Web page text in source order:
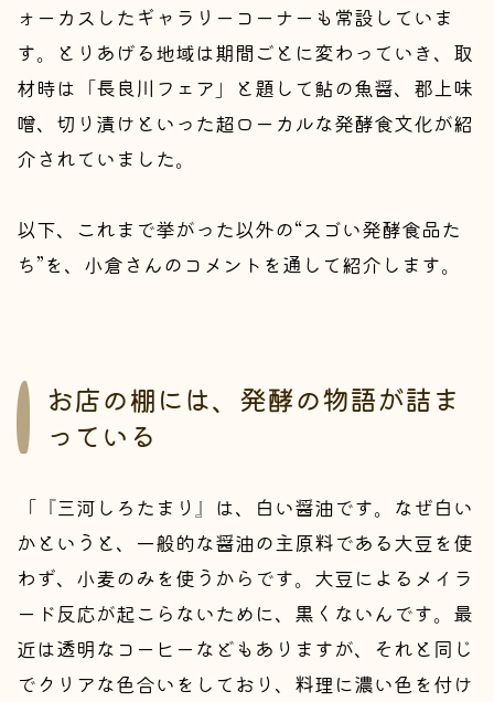
ォーカスしたギャラリーコーナーも常設していま
す。とりあげる地域は期間ごとに変わっていき、取
材時は「長良川フェア」と題して鮎の魚醤、郡上味
噌、切り漬けといった超ローカルな発酵食文化が紹
介されていました。
以下、これまで挙がった以外の“スゴい発酵食品た
ち”を、小倉さんのコメントを通して紹介します。
お店の棚には、発酵の物語が詰ま
っている
「『三河しろたまり』は、白い醤油です。なぜ白い
かというと、一般的な醤油の主原料である大豆を使
わず、小麦のみを使うからです。大豆によるメイラ
ード反応が起こらないために、黒くないんです。最
近は透明なコーヒーなどもありますが、それと同じ
でクリアな色合いをしており、料理に濃い色を付け